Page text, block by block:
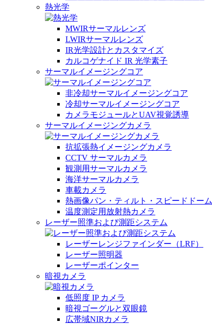
熱光学
MWIRサーマルレンズ
LWIRサーマルレンズ
IR光学設計とカスタマイズ
カルコゲナイド IR 光学素子
サーマルイメージングコア
非冷却サーマルイメージングコア
冷却サーマルイメージングコア
カメラモジュールとUAV視覚誘導
サーマルイメージングカメラ
抗拡張熱イメージングカメラ
CCTV サーマルカメラ
観測用サーマルカメラ
海洋サーマルカメラ
車載カメラ
熱画像パン・ティルト・スピードドーム
温度測定用放射熱カメラ
レーザー照準および測距システム
レーザーレンジファインダー（LRF）
レーザー照明器
レーザーポインター
暗視カメラ
低照度 IP カメラ
暗視ゴーグルと双眼鏡
広帯域NIRカメラ